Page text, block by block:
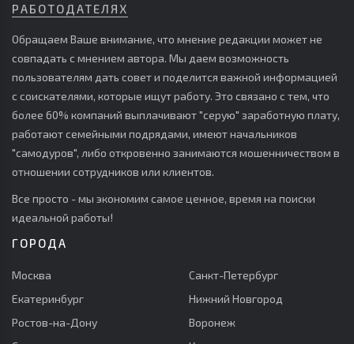
РАБОТОДАТЕЛЯХ
Обращаем Ваше внимание, что мнение редакции может не
совпадать с мнением автора. Мы даем возможность
пользователям дать совет и поделится важной информацией
с соискателями, которые ищут работу. Это связано с тем, что
более 60% компаний выплачивают "серую" заработную плату,
работают семейными подрядами, имеют начальников
"самодуров", либо откровенно занимаются мошенничеством в
отношении сотрудников или клиентов.
Все просто - мы экономим самое ценное, время на поиски
идеальной работы!
ГОРОДА
Москва
Санкт-Петербург
Екатеринбург
Нижний Новгород
Ростов-на-Дону
Воронеж